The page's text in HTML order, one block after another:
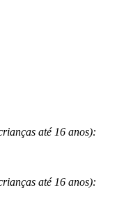
até 16 anos):
até 16 anos):